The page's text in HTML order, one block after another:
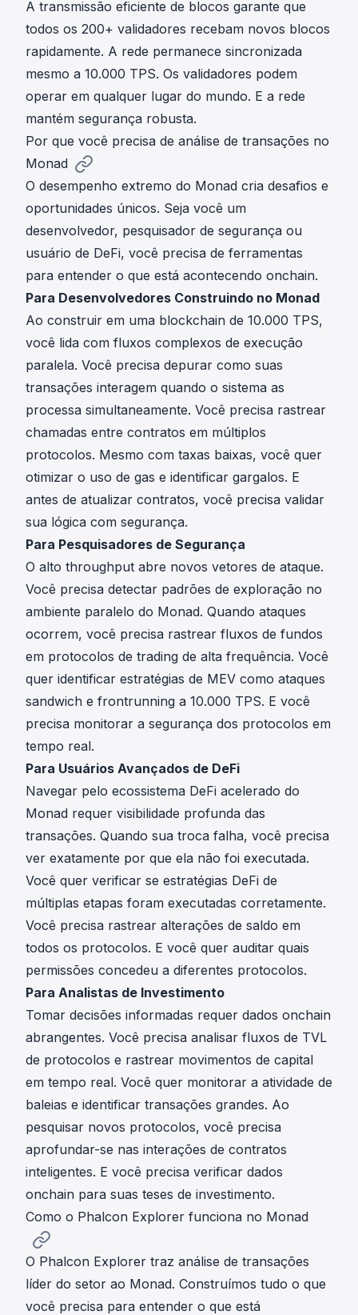
A transmissão eficiente de blocos garante que
todos os 200+ validadores recebam novos blocos
rapidamente. A rede permanece sincronizada
mesmo a 10.000 TPS. Os validadores podem
operar em qualquer lugar do mundo. E a rede
mantém segurança robusta.
Por que você precisa de análise de transações no
Monad
O desempenho extremo do Monad cria desafios e
oportunidades únicos. Seja você um
desenvolvedor, pesquisador de segurança ou
usuário de DeFi, você precisa de ferramentas
para entender o que está acontecendo onchain.
Para Desenvolvedores Construindo no Monad
Ao construir em uma blockchain de 10.000 TPS,
você lida com fluxos complexos de execução
paralela. Você precisa depurar como suas
transações interagem quando o sistema as
processa simultaneamente. Você precisa rastrear
chamadas entre contratos em múltiplos
protocolos. Mesmo com taxas baixas, você quer
otimizar o uso de gas e identificar gargalos. E
antes de atualizar contratos, você precisa validar
sua lógica com segurança.
Para Pesquisadores de Segurança
O alto throughput abre novos vetores de ataque.
Você precisa detectar padrões de exploração no
ambiente paralelo do Monad. Quando ataques
ocorrem, você precisa rastrear fluxos de fundos
em protocolos de trading de alta frequência. Você
quer identificar estratégias de MEV como ataques
sandwich e frontrunning a 10.000 TPS. E você
precisa monitorar a segurança dos protocolos em
tempo real.
Para Usuários Avançados de DeFi
Navegar pelo ecossistema DeFi acelerado do
Monad requer visibilidade profunda das
transações. Quando sua troca falha, você precisa
ver exatamente por que ela não foi executada.
Você quer verificar se estratégias DeFi de
múltiplas etapas foram executadas corretamente.
Você precisa rastrear alterações de saldo em
todos os protocolos. E você quer auditar quais
permissões concedeu a diferentes protocolos.
Para Analistas de Investimento
Tomar decisões informadas requer dados onchain
abrangentes. Você precisa analisar fluxos de TVL
de protocolos e rastrear movimentos de capital
em tempo real. Você quer monitorar a atividade de
baleias e identificar transações grandes. Ao
pesquisar novos protocolos, você precisa
aprofundar-se nas interações de contratos
inteligentes. E você precisa verificar dados
onchain para suas teses de investimento.
Como o Phalcon Explorer funciona no Monad
O Phalcon Explorer traz análise de transações
líder do setor ao Monad. Construímos tudo o que
você precisa para entender o que está